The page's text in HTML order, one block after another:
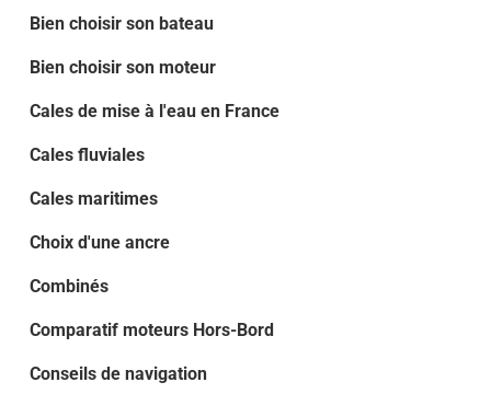
Bien choisir son bateau
Bien choisir son moteur
Cales de mise à l'eau en France
Cales fluviales
Cales maritimes
Choix d'une ancre
Combinés
Comparatif moteurs Hors-Bord
Conseils de navigation